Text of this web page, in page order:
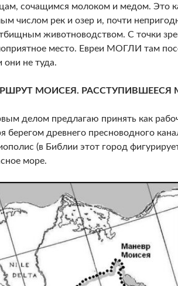
сочащимся молоком и медом. Это
числом рек и озер и, почти
животноводством. С точки
место. Евреи МОГЛИ там
они не туда.
МОИСЕЯ. РАССТУПИВШЕЕСЯ
делом предлагаю принять как
берегом древнего пресноводного
(в Библии этот город
море.